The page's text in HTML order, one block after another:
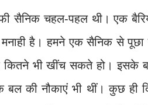
सैनिक चहल-पहल थी। एक
है। हमने एक सैनिक से पूछा
कितने भी खींच सकते हो। इसके
बल की नौकाएं भी थीं। कुछ ही